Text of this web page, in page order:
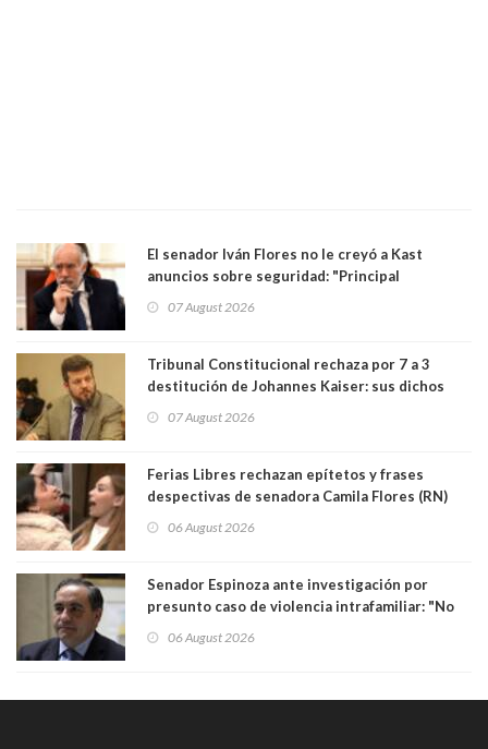
El senador Iván Flores no le creyó a Kast
anuncios sobre seguridad: "Principal
perseguir ruta del dinero y levantar secreto
07 August 2026
Tribunal Constitucional rechaza por 7 a 3
destitución de Johannes Kaiser: sus dichos
justicia constitucional porque no es diputado
07 August 2026
Ferias Libres rechazan epítetos y frases
despectivas de senadora Camila Flores (RN)
06 August 2026
Senador Espinoza ante investigación por
presunto caso de violencia intrafamiliar: "No
antecedentes a Tribunal Supremo
06 August 2026